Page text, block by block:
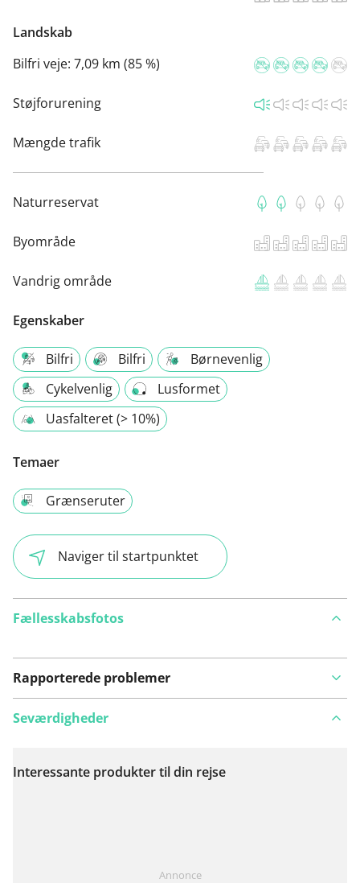
Landskab
Bilfri veje: 7,09 km (85 %)
Støjforurening
Mængde trafik
Naturreservat
Byområde
Vandrig område
Egenskaber
Bilfri Bilfri
Børnevenlig
Cykelvenlig
Lusformet
Uasfalteret (> 10%)
Temaer
Grænseruter
Naviger til startpunktet
Fællesskabsfotos
Rapporterede problemer
Se på kort
Seværdigheder
Interessante produkter til din rejse
Annonce